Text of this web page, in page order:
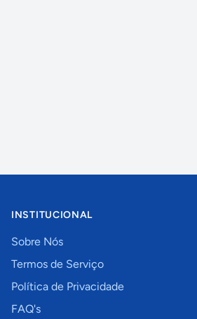
INSTITUCIONAL
Sobre Nós
Termos de Serviço
Política de Privacidade
FAQ's